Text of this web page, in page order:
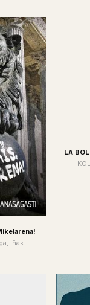
Iñak...